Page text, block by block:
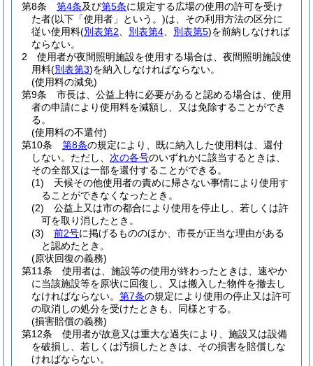
第8条
第4条及び第5条に規定する広場の使用の許可を受け
た者(以下「使用者」という。)は、その利用方法の区分に
従い使用料(別表第2 別表第4 別表第5)を前納しなければ
ならない。
2
使用者が夜間照明施設を使用する場合は、夜間照明施設使
用料(別表第3)を納入しなければならない。
(使用料の減免)
第9条
市長は、公益上特に必要があると認める場合は、使用
者の申請により使用料を減額し、又は免除することができ
る。
(使用料の不還付)
第10条
第8条の規定により、既に納入した使用料は、還付
しない。 ただし、 次の各号のいずれかに該当するときは、
その全部又は一部を還付することができる。
(1)
天候その他使用者の責めに帰さない事情により使用す
ることができなくなったとき。
(2)
公益上又は市の都合により使用を停止し、若しくは許
可を取り消したとき。
(3)
前2号に掲げるもののほか、市長が正当な理由がある
と認めたとき。
(原状回復の義務)
第11条
使用者は、施設等の使用が終わったときは、速やか
に当該施設等を原状に回復し、又は搬入した物件を撤去し
なければならない。 第7条の規定により使用の停止又は許可
の取消しの処分を受けたときも、同様とする。
(損害賠償の義務)
第12条
使用者が故意又は重大な過失により、施設又は設備
を破損し、若しくは汚損したときは、その損害を賠償しな
ければならない。